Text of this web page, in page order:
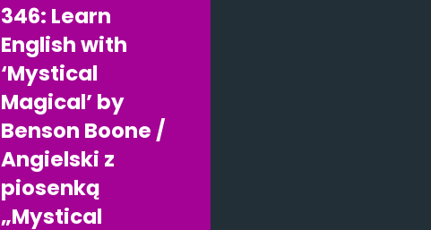
346: Learn
English with
‘Mystical
Magical’ by
Benson Boone /
Angielski z
piosenką
„Mystical